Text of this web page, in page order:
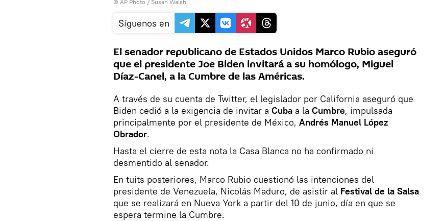
© AP Photo / Susan Walsh
Síguenos en
El senador republicano de Estados Unidos Marco Rubio aseguró
que el presidente Joe Biden invitará a su homólogo, Miguel
Díaz-Canel, a la Cumbre de las Américas.
A través de su cuenta de Twitter, el legislador por California aseguró que
Biden cedió a la exigencia de invitar a Cuba a la Cumbre, impulsada
principalmente por el presidente de México, Andrés Manuel López
Obrador.
Hasta el cierre de esta nota la Casa Blanca no ha confirmado ni
desmentido al senador.
En tuits posteriores, Marco Rubio cuestionó las intenciones del
presidente de Venezuela, Nicolás Maduro, de asistir al Festival de la Salsa
que se realizará en Nueva York a partir del 10 de junio, día en que se
espera termine la Cumbre.